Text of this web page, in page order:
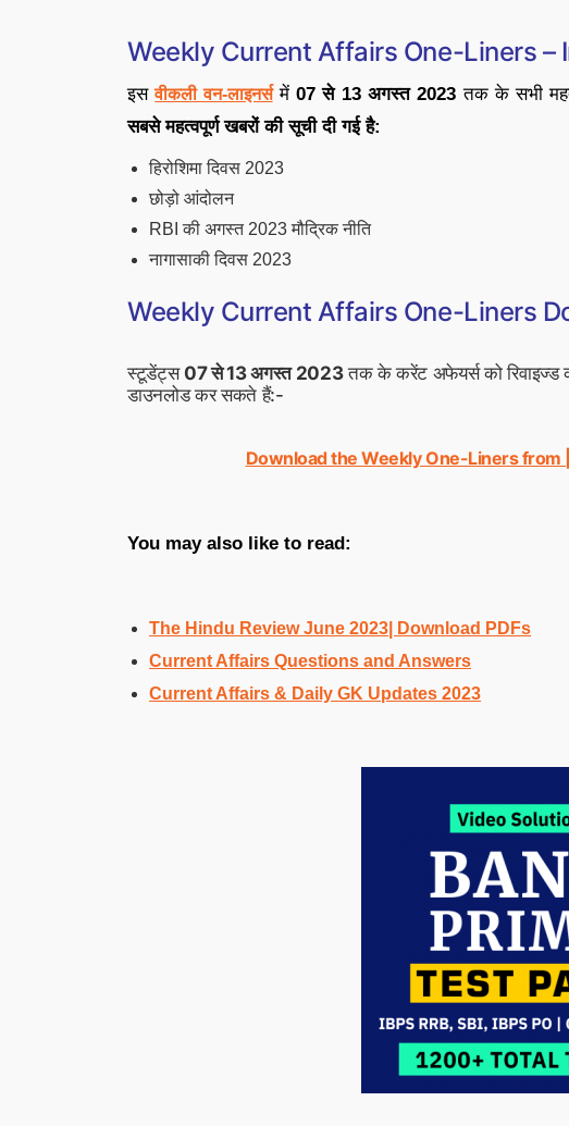
Weekly Current Affairs One-Liners –
इसवीकली वन-लाइनर्समें07 से 13 अगस्त 2023तक के सभी
सबसे महत्वपूर्ण खबरों की सूची दी गई है:
हिरोशिमा दिवस 2023
छोड़ो आंदोलन
RBI की अगस्त 2023 मौद्रिक नीति
नागासाकी दिवस 2023
Weekly Current Affairs One-Liners
स्टूडेंट्स 07 से 13 अगस्त 2023तक के करेंट अफेयर्स को रिवाइज्ड
डाउनलोड कर सकते हैं:-
Download the Weekly One-Liners
You may also like to read:
The Hindu Review June 2023| Download PDFs
Current Affairs Questions and Answers
Current Affairs & Daily GK Updates 2023